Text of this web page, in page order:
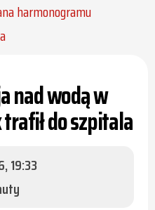
harmonogramu
nad wodą w
do szpitala
19:33